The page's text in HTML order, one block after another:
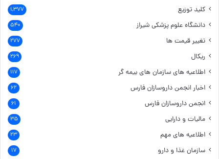
کلید توزیع ۱,۳۷۷
دانشگاه علوم پزشکی شیراز ۵۴۰
تغییر قیمت ها ۲۷۷
ریکال ۲۶۹
اطلاعیه های سازمان های بیمه گر ۱۱۷
اخبار انجمن داروسازان فارس ۶۲
انجمن داروسازان فارس ۶۱
مالیات و دارایی ۳۵
اطلاعیه های مهم ۲۳
سازمان غذا و دارو ۱۷